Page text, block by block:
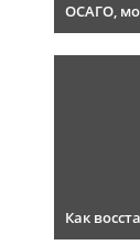
ОСАГО,
Как